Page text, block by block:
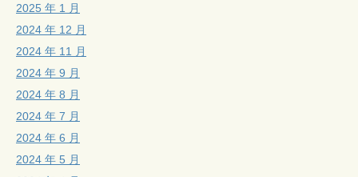
2025 年 1 月
2024 年 12 月
2024 年 11 月
2024 年 9 月
2024 年 8 月
2024 年 7 月
2024 年 6 月
2024 年 5 月